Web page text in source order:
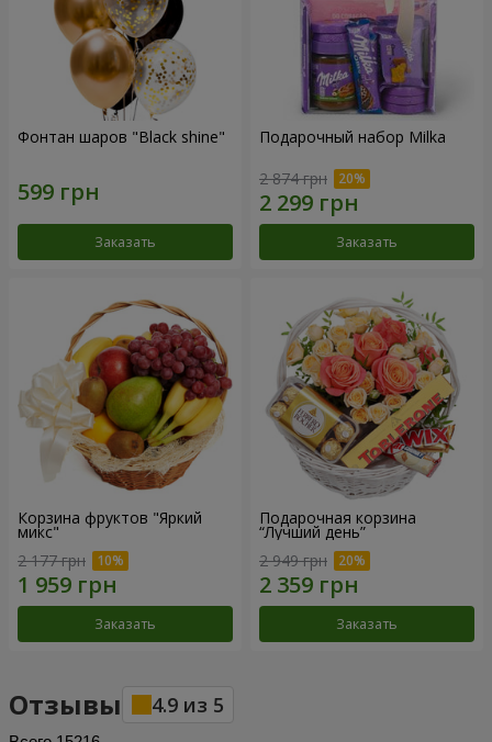
Фонтан шаров "Black shine"
Заказать
Подарочный набор Milka
2 874 грн
Заказать
Корзина фруктов "Яркий
микс"
2 177 грн
Заказать
Подарочная корзина
“Лучший день”
2 949 грн
Заказать
Отзывы 4.9 из 5